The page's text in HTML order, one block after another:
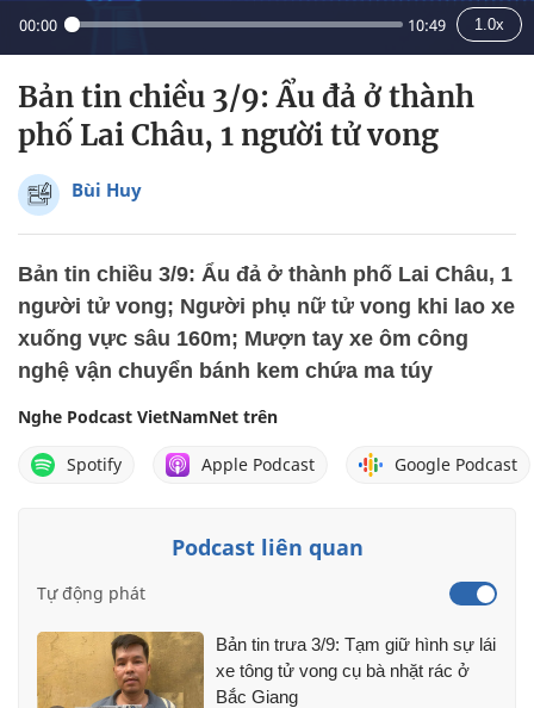
00:00 10:49 1.0x
Bản tin chiều 3/9: Ẩu đả ở thành
phố Lai Châu, 1 người tử vong
Bùi Huy
Bản tin chiều 3/9: Ẩu đả ở thành phố Lai Châu, 1
người tử vong; Người phụ nữ tử vong khi lao xe
xuống vực sâu 160m; Mượn tay xe ôm công
nghệ vận chuyển bánh kem chứa ma túy
Podcast liên quan
Tự động phát
Bản tin trưa 3/9: Tạm giữ hình sự lái
xe tông tử vong cụ bà nhặt rác ở
Bắc Giang
Nghe Podcast VietNamNet trên
Spotify Apple Podcast Google Podcast